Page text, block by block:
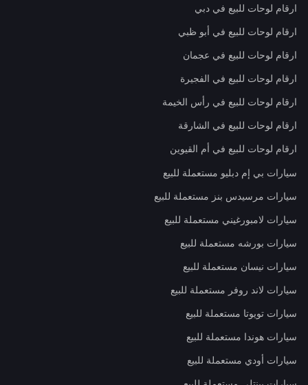
ارقام لوحات للبيع في دبي
ارقام لوحات للبيع في أبو ظبي
ارقام لوحات للبيع في عجمان
ارقام لوحات للبيع في الفجيرة
ارقام لوحات للبيع في رأس الخيمة
ارقام لوحات للبيع في الشارقة
ارقام لوحات للبيع في أم القيوين
سيارات بي إم دبليو مستعملة للبيع
سيارات مرسيدس بنز مستعملة للبيع
سيارات لامبورغيني مستعملة للبيع
سيارات بورشه مستعملة للبيع
سيارات نيسان مستعملة للبيع
سيارات لاند روفر مستعملة للبيع
سيارات تويوتا مستعملة للبيع
سيارات هوندا مستعملة للبيع
سيارات أودي مستعملة للبيع